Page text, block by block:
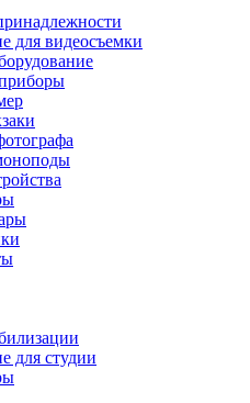
для видеосъемки
для студии